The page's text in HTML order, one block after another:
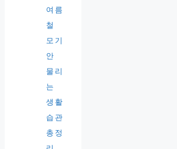
여름
철
모기
안
물리
는
생활
습관
총정